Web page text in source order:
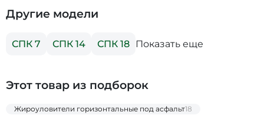
Другие модели
СПК 7 СПК 14 СПК 18 Показать еще
Этот товар из подборок
Жироуловители горизонтальные под асфальт18